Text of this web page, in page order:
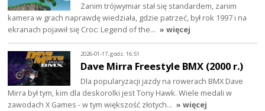
Zanim trójwymiar stał się standardem, zanim
kamera w grach naprawdę wiedziała, gdzie patrzeć, był rok 1997 i na
ekranach pojawił się Croc: Legend of the… » więcej
2026-01-17, godz. 16:51
Dave Mirra Freestyle BMX (2000 r.)
Dla popularyzacji jazdy na rowerach BMX Dave
Mirra był tym, kim dla deskorolki jest Tony Hawk. Wiele medali w
zawodach X Games - w tym większość złotych… » więcej